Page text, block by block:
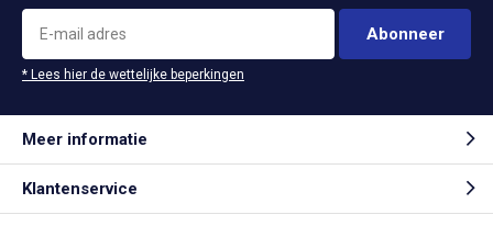
Abonneer
* Lees hier de wettelijke beperkingen
Meer informatie
Klantenservice